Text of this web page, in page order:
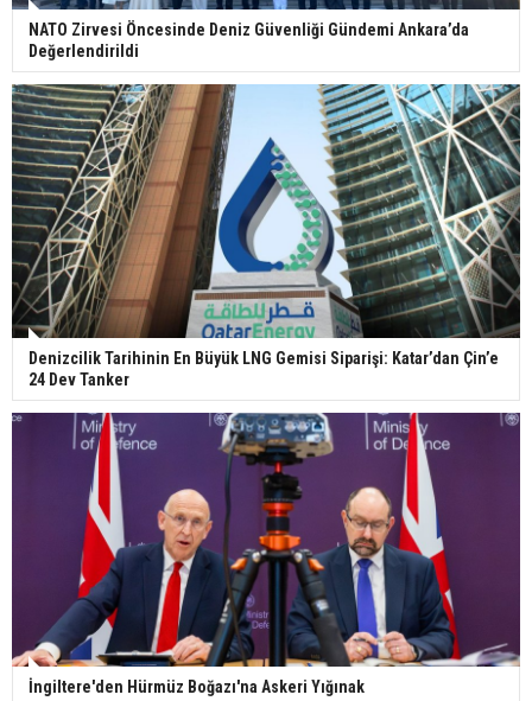
NATO Zirvesi Öncesinde Deniz Güvenliği Gündemi Ankara’da
Değerlendirildi
Denizcilik Tarihinin En Büyük LNG Gemisi Siparişi: Katar’dan Çin’e
24 Dev Tanker
İngiltere'den Hürmüz Boğazı'na Askeri Yığınak